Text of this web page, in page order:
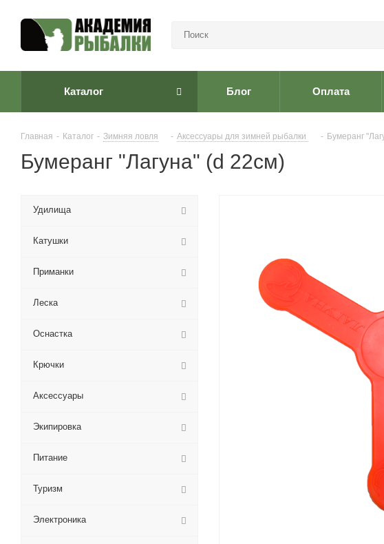
Каталог Блог Оплата
Главная - Каталог - Зимняя ловля - Аксессуары для зимней рыбалки - Бумеранг
Бумеранг "Лагуна" (d 22см)
Удилища
Катушки
Приманки
Леска
Оснастка
Крючки
Аксессуары
Экипировка
Питание
Туризм
Электроника